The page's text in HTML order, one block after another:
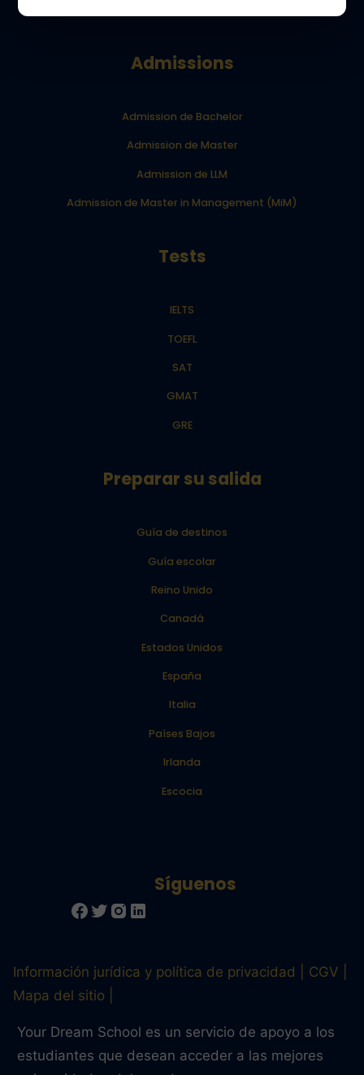
Admissions
Admission de Bachelor
Admission de Master
Admission de LLM
Admission de Master in Management (MiM)
Tests
IELTS
TOEFL
SAT
GMAT
GRE
Preparar su salida
Guía de destinos
Guía escolar
Reino Unido
Canadá
Estados Unidos
España
Italia
Países Bajos
Irlanda
Escocia
Información jurídica y política de privacidad
CGV
Mapa del sitio
Your Dream School es un servicio de apoyo a los
estudiantes que desean acceder a las mejores